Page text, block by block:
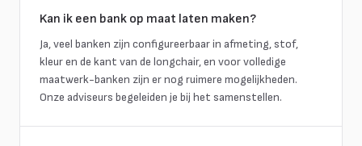
Kan ik een bank op maat laten maken?
Ja, veel banken zijn configureerbaar in afmeting, stof,
kleur en de kant van de longchair, en voor volledige
maatwerk-banken zijn er nog ruimere mogelijkheden.
Onze adviseurs begeleiden je bij het samenstellen.